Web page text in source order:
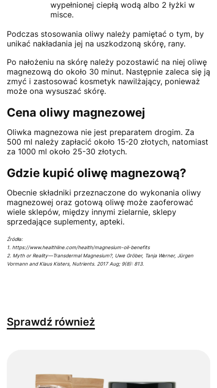
wypełnionej ciepłą wodą albo 2 łyżki w
misce.
Podczas stosowania oliwy należy pamiętać o tym, by
unikać nakładania jej na uszkodzoną skórę, rany.
Po nałożeniu na skórę należy pozostawić na niej oliwę
magnezową do około 30 minut. Następnie zaleca się ją
zmyć i zastosować kosmetyk nawilżający, ponieważ
może ona wysuszać skórę.
Cena oliwy magnezowej
Oliwka magnezowa nie jest preparatem drogim. Za
500 ml należy zapłacić około 15-20 złotych, natomiast
za 1000 ml około 25-30 złotych.
Gdzie kupić oliwę magnezową?
Obecnie składniki przeznaczone do wykonania oliwy
magnezowej oraz gotową oliwę może zaoferować
wiele sklepów, między innymi zielarnie, sklepy
sprzedające suplementy, apteki.
Źródła:
1. https://www.healthline.com/health/magnesium-oil-benefits
2. Myth or Reality—Transdermal Magnesium?, Uwe Gröber, Tanja Werner, Jürgen
Vormann and Klaus Kisters, Nutrients. 2017 Aug; 9(8): 813.
Sprawdź również